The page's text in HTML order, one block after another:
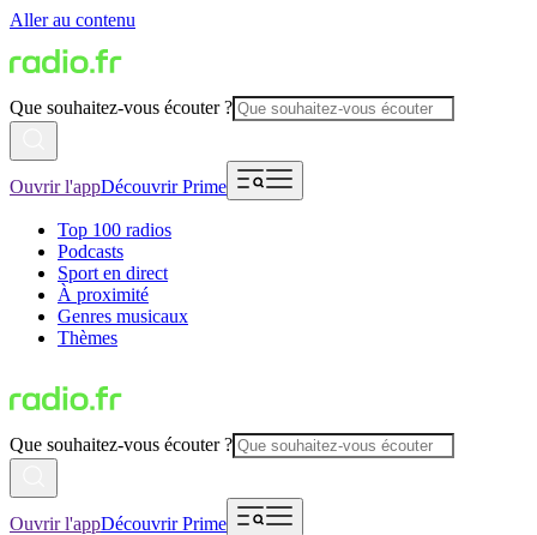
Aller au contenu
Que souhaitez-vous écouter ?
Ouvrir l'appDécouvrir Prime
Top 100 radios
Podcasts
Sport en direct
À proximité
Genres musicaux
Thèmes
Que souhaitez-vous écouter ?
Ouvrir l'appDécouvrir Prime